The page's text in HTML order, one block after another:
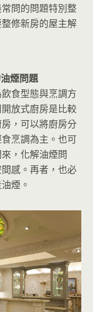
問的問題特別整
修新房的屋主解
煙問題
食型態與烹調方
放式廚房是比較
，可以將廚房分
烹調為主。也可
，化解油煙問
感。再者，也必
煙。